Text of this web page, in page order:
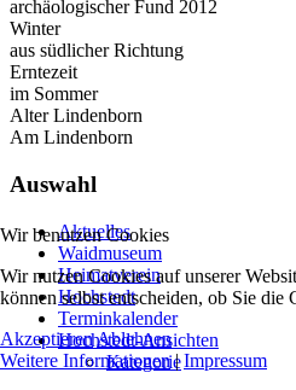
archäologischer Fund 2012
Winter
aus südlicher Richtung
Erntezeit
im Sommer
Alter Lindenborn
Am Lindenborn
Auswahl
Aktuelles
Waidmuseum
Heimatverein
Hochstedt
Terminkalender
Hochstedt-Ansichten
Kategorie
Wir benutzen Cookies
Wir nutzen Cookies auf unserer
können selbst entscheiden, ob Sie
AkzeptierenAblehnen
Weitere Informationen|Impressum